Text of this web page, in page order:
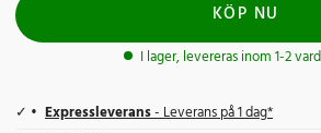
KÖP NU
I lager, levereras inom 1-2
Expressleverans- Leverans på 1 dag*